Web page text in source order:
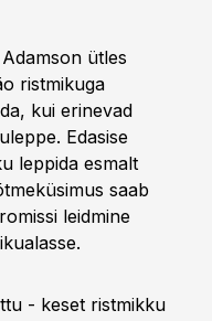
ütles
ristmikuga
kui erinevad
Edasise
leppida esmalt
saab
leidmine
- keset ristmikku